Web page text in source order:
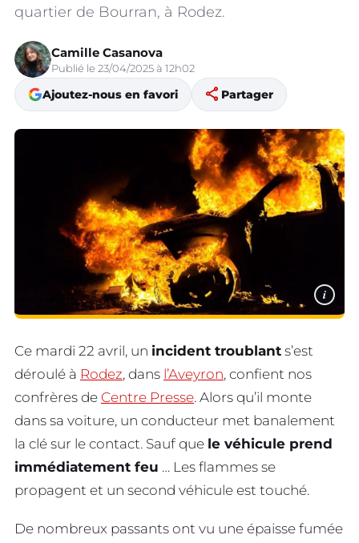
quartier de Bourran, à Rodez.
Camille Casanova
Publié le 23/04/2025 à 12h02
Ajoutez-nous en favori share Partager
i
Ce mardi 22 avril, un incident troublant s’est
déroulé à Rodez, dans l’Aveyron, confient nos
confrères de Centre Presse. Alors qu’il monte
dans sa voiture, un conducteur met banalement
la clé sur le contact. Sauf que le véhicule prend
immédiatement feu … Les flammes se
propagent et un second véhicule est touché.
De nombreux passants ont vu une épaisse fumée